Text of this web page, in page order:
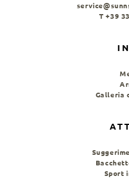
T +39
Galleria
Sport